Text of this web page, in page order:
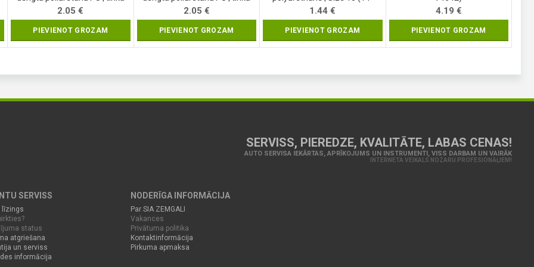
jutikliniams ekranaims | 10
dydis (YT-74753)
2.05€
PIEVIENOT GROZAM
jutikliniams ekranaims | 8 dydis
(YT-74751)
2.05 €
PIEVIENOT GROZAM
7473)
1.44€
PIEVIENOT GROZAM
4.19 €
PIEVIENOT GROZAM
SERVISS, PIEREDZE, KVALITĀTE, LABAS CENAS!
AUTO SERVISA IEKĀRTAS, APRĪKOJUMS UN INSTRUMENTI, VISS DARBAM UN VAIRĀK
INTERNETA VEIKALS NOZARU PROFESIONĀĻIEM!
SERVISS
līzings
status
atgriešana
un serviss
informācija
NODERĪGA INFORMĀCIJA
Par SIA ZEMGALI
Vakances
Privātuma politika
Kontaktinformācija
Pirkuma apmaksa